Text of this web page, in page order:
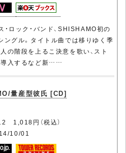
・ロック・バンド、SHISHAMO初の
ングル。タイトル曲では移りゆく季
の階段を上るこ決意を歌い、スト
導入するなど新……
量産型彼氏 [CD]
1,018円（税込）
10/01